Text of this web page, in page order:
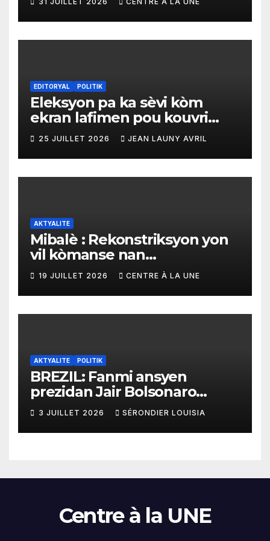
materyèl medikal
EDITORYAL POLITIK
Eleksyon pa ka sèvi kòm
ekran lafimen pou kouvri
echèk tranzisyon an
25 JUILLET 2026 JEAN LAUNY AVRIL
AKTYALITE
Mibalè : Rekonstriksyon yon
vil kòmanse nan
rekonstriksyon lespri moun
yo
19 JUILLET 2026 CENTRE À LA UNE
AKTYALITE POLITIK
BREZIL: Fanmi ansyen
prezidan Jair Bolsonaro
mande gouvènman
ameriken an ogmante taks
sou tout pwodui Brezil ap
3 JUILLET 2026 SÉRONDIER LOUISIA
Centre à la UNE